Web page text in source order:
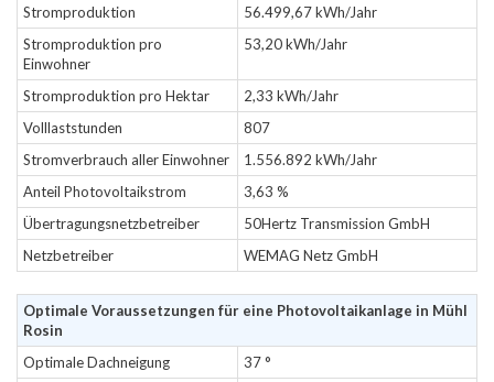
Stromproduktion
56.499,67 kWh/Jahr
Stromproduktion pro
Einwohner
53,20 kWh/Jahr
Stromproduktion pro Hektar
2,33 kWh/Jahr
Volllaststunden
807
Stromverbrauch aller Einwohner
1.556.892 kWh/Jahr
Anteil Photovoltaikstrom
3,63 %
Übertragungsnetzbetreiber
50Hertz Transmission GmbH
Netzbetreiber
WEMAG Netz GmbH
Optimale Voraussetzungen für eine Photovoltaikanlage in Mühl
Rosin
Optimale Dachneigung
37 °